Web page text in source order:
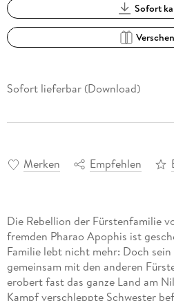
Sofort
Sofort lieferbar (Download)
Merken Empfehlen
Die Rebellion der Fürstenfamilie
fremden Pharao Apophis ist
Familie lebt nicht mehr: Doch
gemeinsam mit den anderen
erobert fast das ganze Land am
Kampf verschleppte Schwester